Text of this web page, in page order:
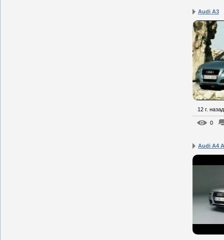
Audi A3
12 г. назад
0
Audi A4